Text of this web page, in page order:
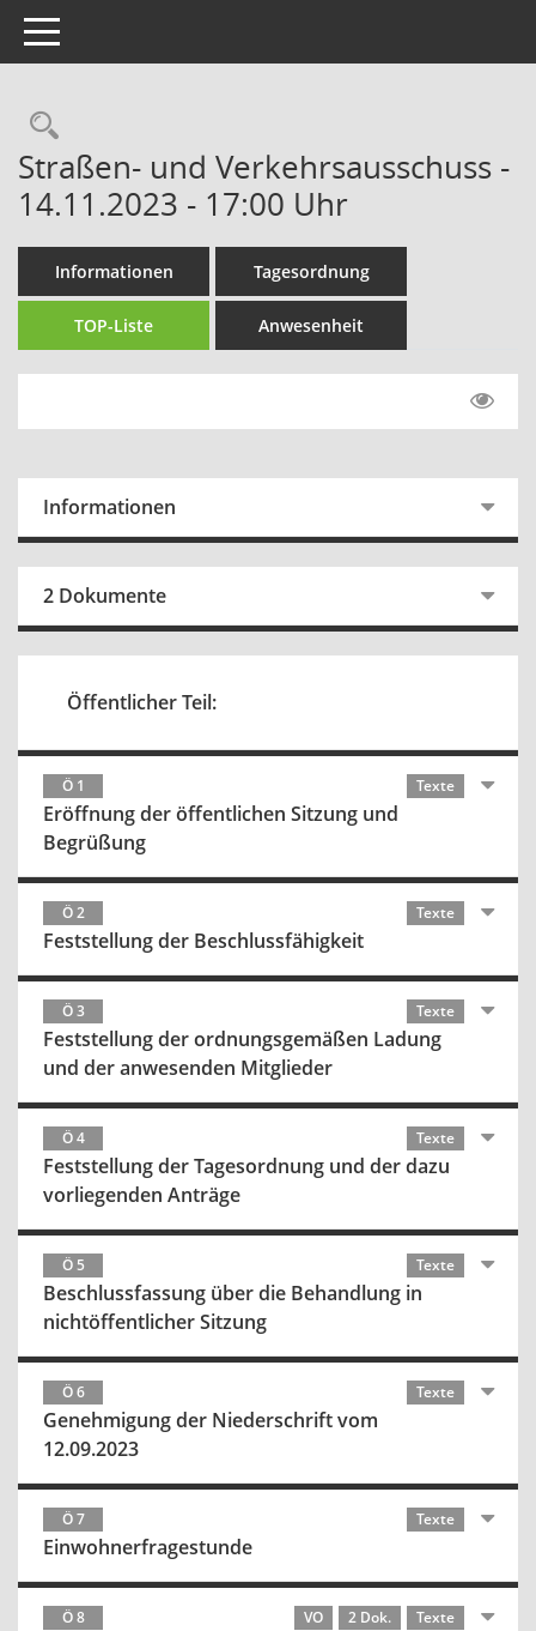
Toggle navigation
Rechercheauswahl
Straßen- und Verkehrsausschuss -
14.11.2023 - 17:00 Uhr
Informationen Tagesordnung
TOP-Liste Anwesenheit
Informationen
2 Dokumente
Öffentlicher Teil:
Ö 1 Texte
Eröffnung der öffentlichen Sitzung und
Begrüßung
Ö 2 Texte
Feststellung der Beschlussfähigkeit
Ö 3 Texte
Feststellung der ordnungsgemäßen Ladung
und der anwesenden Mitglieder
Ö 4 Texte
Feststellung der Tagesordnung und der dazu
vorliegenden Anträge
Ö 5 Texte
Beschlussfassung über die Behandlung in
nichtöffentlicher Sitzung
Ö 6 Texte
Genehmigung der Niederschrift vom
12.09.2023
Ö 7 Texte
Einwohnerfragestunde
Ö 8 VO 2 Dok. Texte